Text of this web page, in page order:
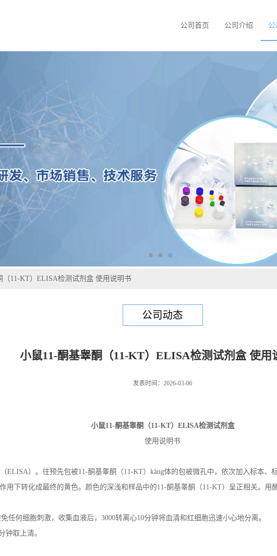
公司首页 公司介绍
（11-KT）ELISA检测试剂盒 使用说明书
公司动态
小鼠11-酮基睾酮（11-KT）ELISA检测试剂盒 使用
发表时间：2026-03-06
小鼠11-酮基睾酮（11-KT） ELISA检测试剂盒
使用说明书
ELISA）。往预先包被11-酮基睾酮（11-KT）kàng体的包被微孔中，依次加入标本、
下转化成最终的黄色。颜色的深浅和样品中的11-酮基睾酮（11-KT）呈正相关。用
何细胞刺激，收集血液后，3000转离心10分钟将血清和红细胞迅速小心地分离。
钟取上清。